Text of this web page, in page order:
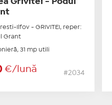
Grivitei - Podul
Ilfov - GRIVITEI, reper:
Grant
31 mp utili
€/lună #2034